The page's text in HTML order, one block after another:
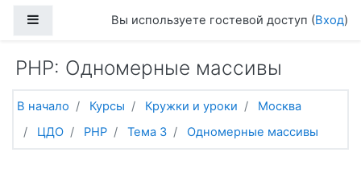
Боковая панельВы используете гостевой доступ (Вход)
PHP: Одномерные массивы
В начало Курсы Кружки и уроки
Москва
ЦДО
PHP Тема 3 Одномерные массивы